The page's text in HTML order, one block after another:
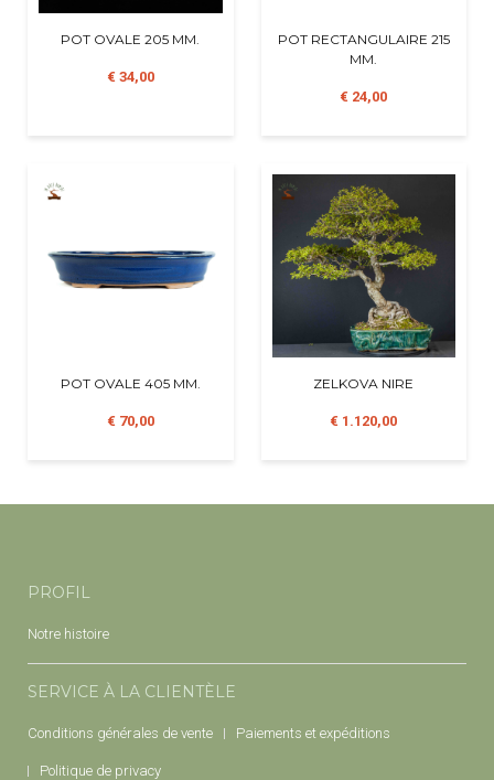
POT OVALE 205 MM.
€ 34,00
POT RECTANGULAIRE 215
MM.
€ 24,00
POT OVALE 405 MM.
€ 70,00
ZELKOVA NIRE
€ 1.120,00
PROFIL
Notre histoire
SERVICE À LA CLIENTÈLE
Conditions générales de vente Paiements et expéditions
Politique de privacy